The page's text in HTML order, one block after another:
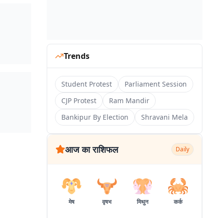
Trends
Student Protest
Parliament Session
CJP Protest
Ram Mandir
Bankipur By Election
Shravani Mela
आज का राशिफल Daily
मेष वृषभ मिथुन कर्क